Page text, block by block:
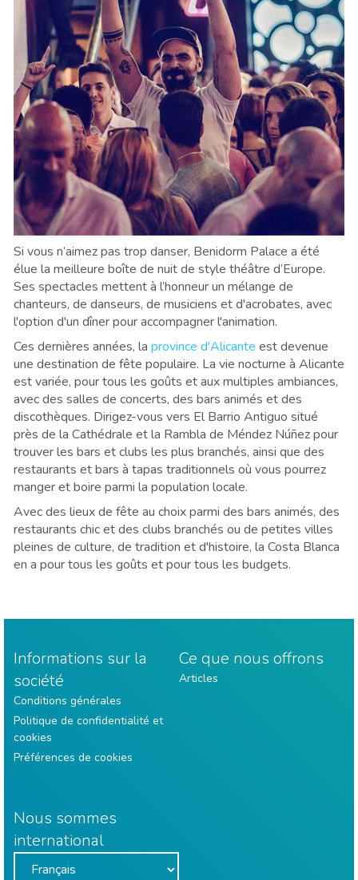
Si vous n’aimez pas trop danser, Benidorm Palace a été
élue la meilleure boîte de nuit de style théâtre d’Europe.
Ses spectacles mettent à l’honneur un mélange de
chanteurs, de danseurs, de musiciens et d'acrobates, avec
l'option d'un dîner pour accompagner l'animation.
Ces dernières années, la province d'Alicante est devenue
une destination de fête populaire. La vie nocturne à Alicante
est variée, pour tous les goûts et aux multiples ambiances,
avec des salles de concerts, des bars animés et des
discothèques. Dirigez-vous vers El Barrio Antiguo situé
près de la Cathédrale et la Rambla de Méndez Núñez pour
trouver les bars et clubs les plus branchés, ainsi que des
restaurants et bars à tapas traditionnels où vous pourrez
manger et boire parmi la population locale.
Avec des lieux de fête au choix parmi des bars animés, des
restaurants chic et des clubs branchés ou de petites villes
pleines de culture, de tradition et d'histoire, la Costa Blanca
en a pour tous les goûts et pour tous les budgets.
Informations sur la
société
Conditions générales
Politique de confidentialité et
cookies
Préférences de cookies
Ce que nous offrons
Articles
Nous sommes
international